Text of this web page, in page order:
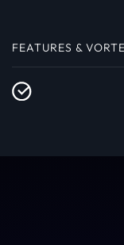
FEATURES &